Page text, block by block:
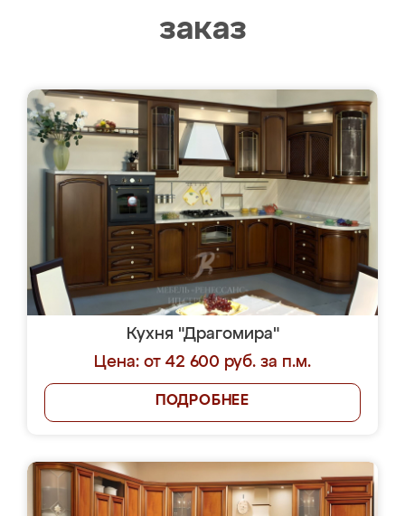
заказ
Кухня "Драгомира"
Цена: от 42 600 руб. за п.м.
ПОДРОБНЕЕ